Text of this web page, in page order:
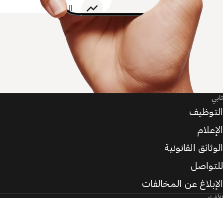
تابي
التوظيف
الإعلام
الوثائق القانونية
للتواصل
الإبلاغ عن المخالفات